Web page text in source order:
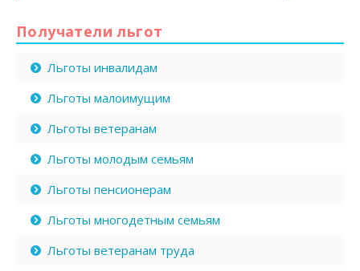
Получатели льгот
Льготы инвалидам
Льготы малоимущим
Льготы ветеранам
Льготы молодым семьям
Льготы пенсионерам
Льготы многодетным семьям
Льготы ветеранам труда